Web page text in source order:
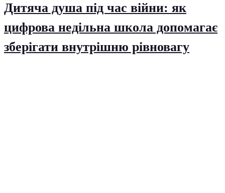
Дитяча душа під час війни: як
цифрова недільна школа допомагає
зберігати внутрішню рівновагу